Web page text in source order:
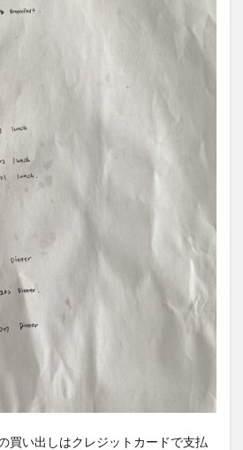
買い出しはクレジットカードで支払